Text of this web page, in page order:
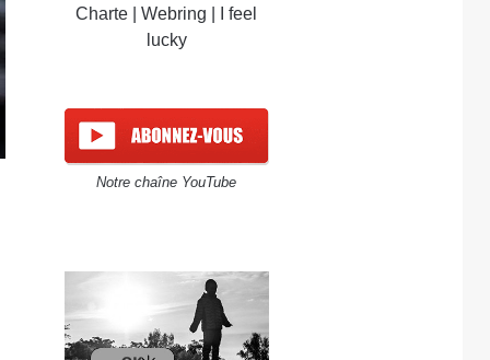
Charte |Webring
I feel
lucky
Notre chaîne YouTube